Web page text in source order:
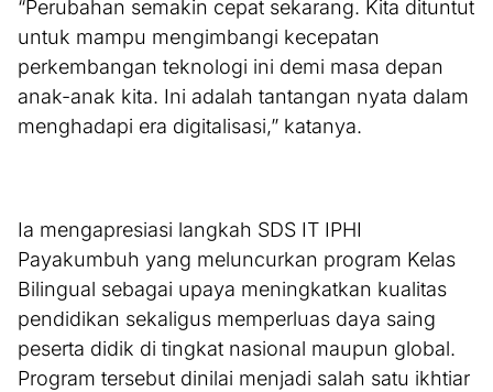
“Perubahan semakin cepat sekarang. Kita dituntut
untuk mampu mengimbangi kecepatan
perkembangan teknologi ini demi masa depan
anak-anak kita. Ini adalah tantangan nyata dalam
menghadapi era digitalisasi,” katanya.
Ia mengapresiasi langkah SDS IT IPHI
Payakumbuh yang meluncurkan program Kelas
Bilingual sebagai upaya meningkatkan kualitas
pendidikan sekaligus memperluas daya saing
peserta didik di tingkat nasional maupun global.
Program tersebut dinilai menjadi salah satu ikhtiar